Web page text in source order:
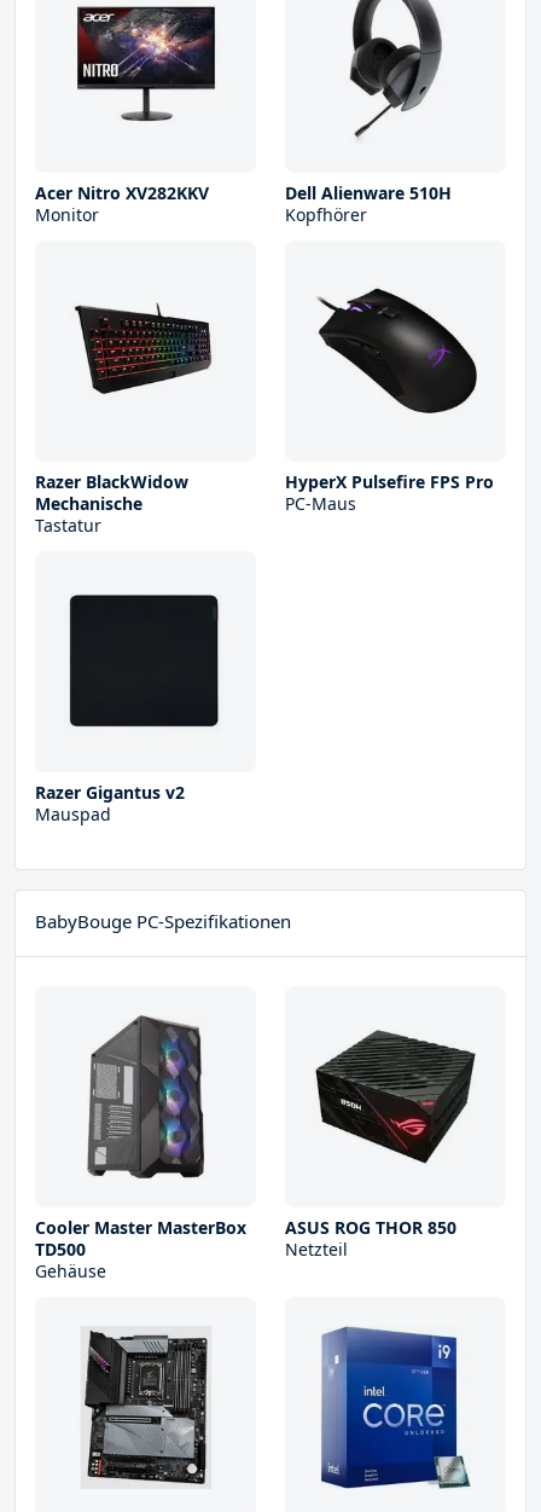
Acer Nitro XV282KKV
Monitor
Dell Alienware 510H
Kopfhörer
Razer BlackWidow
Mechanische
Tastatur
HyperX Pulsefire FPS Pro
PC-Maus
Razer Gigantus v2
Mauspad
BabyBouge PC-Spezifikationen
Cooler Master MasterBox
TD500
Gehäuse
ASUS ROG THOR 850
Netzteil